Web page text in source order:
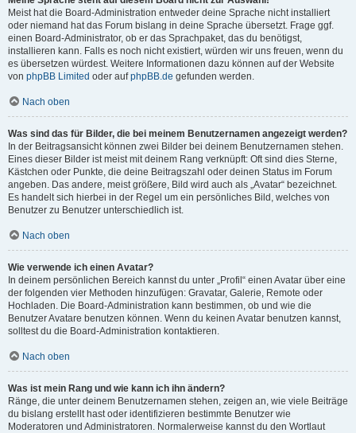
Meist hat die Board-Administration entweder deine Sprache nicht installiert
oder niemand hat das Forum bislang in deine Sprache übersetzt. Frage ggf.
einen Board-Administrator, ob er das Sprachpaket, das du benötigst,
installieren kann. Falls es noch nicht existiert, würden wir uns freuen, wenn du
es übersetzen würdest. Weitere Informationen dazu können auf der Website
von phpBB Limited oder aufphpBB.de gefunden werden.
Nach oben
Was sind das für Bilder, die bei meinem Benutzernamen angezeigt werden?
In der Beitragsansicht können zwei Bilder bei deinem Benutzernamen stehen.
Eines dieser Bilder ist meist mit deinem Rang verknüpft: Oft sind dies Sterne,
Kästchen oder Punkte, die deine Beitragszahl oder deinen Status im Forum
angeben. Das andere, meist größere, Bild wird auch als „Avatar“ bezeichnet.
Es handelt sich hierbei in der Regel um ein persönliches Bild, welches von
Benutzer zu Benutzer unterschiedlich ist.
Nach oben
Wie verwende ich einen Avatar?
In deinem persönlichen Bereich kannst du unter „Profil“ einen Avatar über eine
der folgenden vier Methoden hinzufügen: Gravatar, Galerie, Remote oder
Hochladen. Die Board-Administration kann bestimmen, ob und wie die
Benutzer Avatare benutzen können. Wenn du keinen Avatar benutzen kannst,
solltest du die Board-Administration kontaktieren.
Nach oben
Was ist mein Rang und wie kann ich ihn ändern?
Ränge, die unter deinem Benutzernamen stehen, zeigen an, wie viele Beiträge
du bislang erstellt hast oder identifizieren bestimmte Benutzer wie
Moderatoren und Administratoren. Normalerweise kannst du den Wortlaut